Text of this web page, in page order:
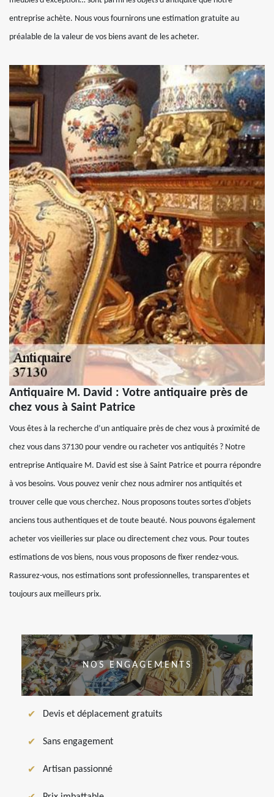
entreprise achète. Nous vous fournirons une estimation gratuite au
préalable de la valeur de vos biens avant de les acheter.
Antiquaire M. David : Votre antiquaire près de
chez vous à Saint Patrice
Vous êtes à la recherche d’un antiquaire près de chez vous à proximité de
chez vous dans 37130 pour vendre ou racheter vos antiquités ? Notre
entreprise Antiquaire M. David est sise à Saint Patrice et pourra répondre
à vos besoins. Vous pouvez venir chez nous admirer nos antiquités et
trouver celle que vous cherchez. Nous proposons toutes sortes d’objets
anciens tous authentiques et de toute beauté. Nous pouvons également
acheter vos vieilleries sur place ou directement chez vous. Pour toutes
estimations de vos biens, nous vous proposons de fixer rendez-vous.
Rassurez-vous, nos estimations sont professionnelles, transparentes et
toujours aux meilleurs prix.
NOS ENGAGEMENTS
Devis et déplacement gratuits
Sans engagement
Artisan passionné